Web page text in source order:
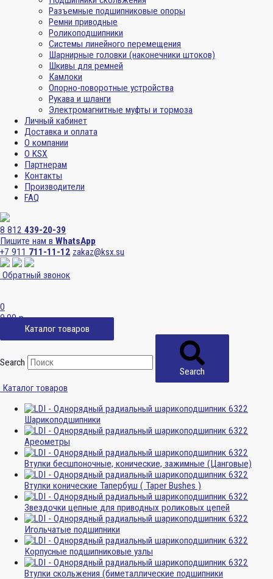
Разъемные подшипниковые опоры
Ремни приводные
Роликоподшипники
Системы линейного перемещения
Шарнирные головки (наконечники штоков)
Шкивы для ремней
Камлоки
Опорно-поворотные устройства
Рукава и шланги
Электромагнитные муфты и тормоза
Личный кабинет
Доставка и оплата
О компании
О KSX
Партнерам
Контакты
Производители
FAQ
8 812 439-20-39
Пишите нам в WhatsApp
+7 911 711-11-12 zakaz@ksx.su
Обратный звонок
0
0,00р.
Каталог товаров
Search
Search
Каталог товаров
Шарикоподшипники
Ареометры
Втулки бесшпоночные, конические, зажимные (Цанговые)
Втулки конические Тапербуш ( Taper Bushes )
Звездочки цепные для приводных роликовых цепей
Игольчатые подшипники
Корпусные подшипниковые узлы
Втулки скольжения (биметаллические подшипники